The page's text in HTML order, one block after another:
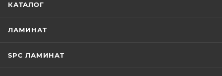
КАТАЛОГ
ЛАМИНАТ
SPC ЛАМИНАТ